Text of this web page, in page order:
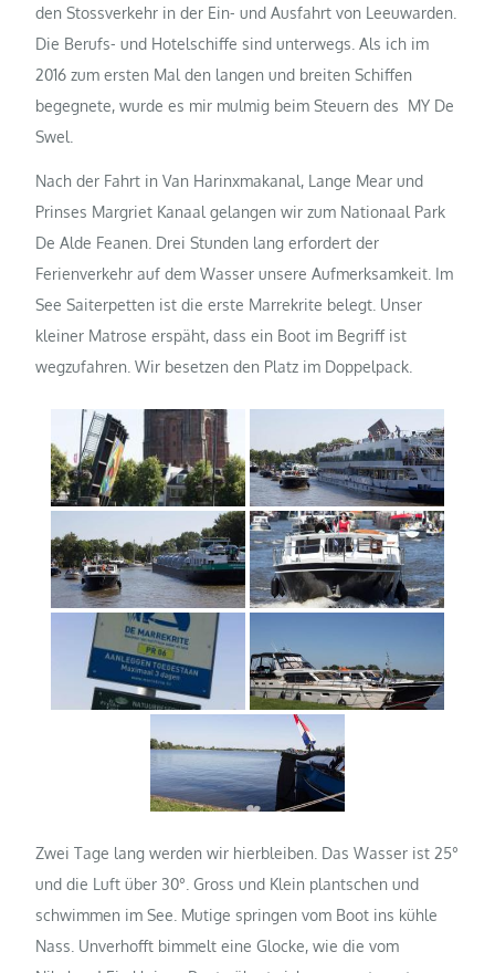
den Stossverkehr in der Ein- und Ausfahrt von Leeuwarden.
Die Berufs- und Hotelschiffe sind unterwegs. Als ich im
2016 zum ersten Mal den langen und breiten Schiffen
begegnete, wurde es mir mulmig beim Steuern des MY De
Swel.
Nach der Fahrt in Van Harinxmakanal, Lange Mear und
Prinses Margriet Kanaal gelangen wir zum Nationaal Park
De Alde Feanen. Drei Stunden lang erfordert der
Ferienverkehr auf dem Wasser unsere Aufmerksamkeit. Im
See Saiterpetten ist die erste Marrekrite belegt. Unser
kleiner Matrose erspäht, dass ein Boot im Begriff ist
wegzufahren. Wir besetzen den Platz im Doppelpack.
Zwei Tage lang werden wir hierbleiben. Das Wasser ist 25°
und die Luft über 30°. Gross und Klein plantschen und
schwimmen im See. Mutige springen vom Boot ins kühle
Nass. Unverhofft bimmelt eine Glocke, wie die vom